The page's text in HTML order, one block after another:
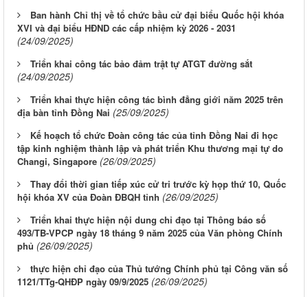
Ban hành Chỉ thị về tổ chức bầu cử đại biểu Quốc hội khóa
XVI và đại biểu HĐND các cấp nhiệm kỳ 2026 - 2031
(24/09/2025)
Triển khai công tác bảo đảm trật tự ATGT đường sắt
(24/09/2025)
Triển khai thực hiện công tác bình đẳng giới năm 2025 trên
địa bàn tỉnh Đồng Nai (25/09/2025)
Kế hoạch tổ chức Đoàn công tác của tỉnh Đồng Nai đi học
tập kinh nghiệm thành lập và phát triển Khu thương mại tự do
Changi, Singapore (26/09/2025)
Thay đổi thời gian tiếp xúc cử tri trước kỳ họp thứ 10, Quốc
hội khóa XV của Đoàn ĐBQH tỉnh (26/09/2025)
Triển khai thực hiện nội dung chỉ đạo tại Thông báo số
493/TB-VPCP ngày 18 tháng 9 năm 2025 của Văn phòng Chính
phủ (26/09/2025)
thực hiện chỉ đạo của Thủ tướng Chính phủ tại Công văn số
1121/TTg-QHĐP ngày 09/9/2025 (26/09/2025)